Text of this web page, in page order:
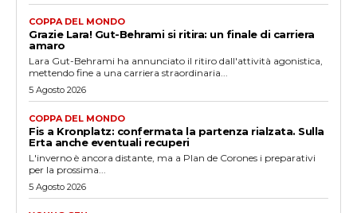
COPPA DEL MONDO
Grazie Lara! Gut-Behrami si ritira: un finale di carriera
amaro
Lara Gut-Behrami ha annunciato il ritiro dall'attività agonistica,
mettendo fine a una carriera straordinaria...
5 Agosto 2026
COPPA DEL MONDO
Fis a Kronplatz: confermata la partenza rialzata. Sulla
Erta anche eventuali recuperi
L'inverno è ancora distante, ma a Plan de Corones i preparativi
per la prossima...
5 Agosto 2026